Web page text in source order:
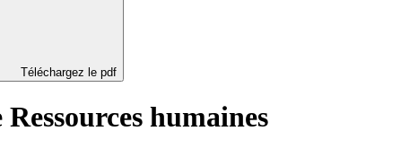
Téléchargez le pdf
humaines